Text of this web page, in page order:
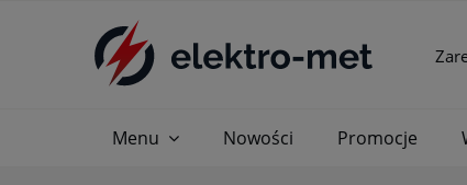
Menu Nowości Promocje